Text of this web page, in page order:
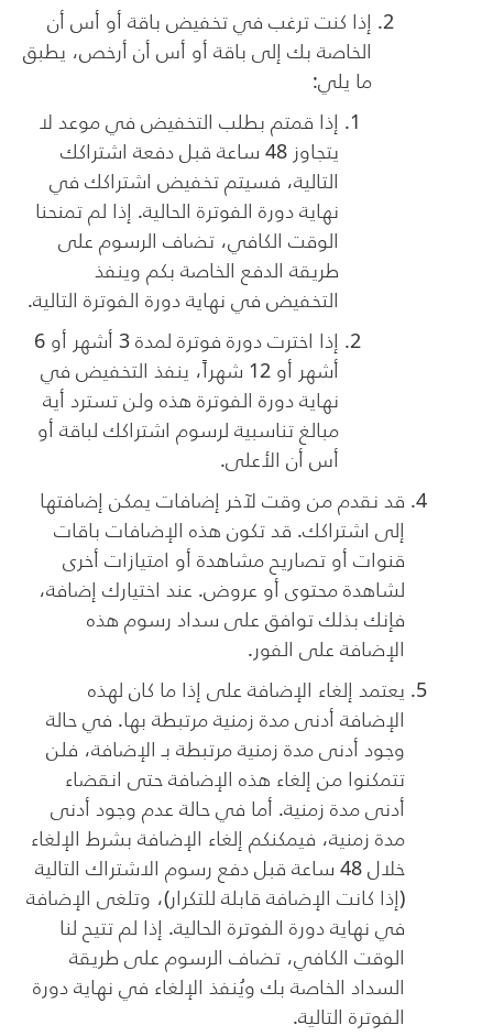
إذا كنت ترغب في تخفيض باقة أو أس أن
الخاصة بك إلى باقة أو أس أن أرخص، يطبق
ما يلي:
إذا قمتم بطلب التخفيض في موعد لا
يتجاوز 48 ساعة قبل دفعة اشتراكك
التالية، فسيتم تخفيض اشتراكك في
نهاية دورة الفوترة الحالية. إذا لم تمنحنا
الوقت الكافي، تضاف الرسوم على
طريقة الدفع الخاصة بكم وينفذ
التخفيض في نهاية دورة الفوترة التالية.
إذا اخترت دورة فوترة لمدة 3 أشهر أو 6
أشهر أو 12 شهراً، ينفذ التخفيض في
نهاية دورة الفوترة هذه ولن تسترد أية
مبالغ تناسبية لرسوم اشتراكك لباقة أو
أس أن الأعلى.
قد نقدم من وقت لآخر إضافات يمكن إضافتها
إلى اشتراكك. قد تكون هذه الإضافات باقات
قنوات أو تصاريح مشاهدة أو امتيازات أخرى
لشاهدة محتوى أو عروض. عند اختيارك إضافة،
فإنك بذلك توافق على سداد رسوم هذه
الإضافة على الفور.
يعتمد إلغاء الإضافة على إذا ما كان لهذه
الإضافة أدنى مدة زمنية مرتبطة بها. في حالة
وجود أدنى مدة زمنية مرتبطة بـ الإضافة، فلن
تتمكنوا من إلغاء هذه الإضافة حتى انقضاء
أدنى مدة زمنية. أما في حالة عدم وجود أدنى
مدة زمنية، فيمكنكم إلغاء الإضافة بشرط الإلغاء
خلال 48 ساعة قبل دفع رسوم الاشتراك التالية
(إذا كانت الإضافة قابلة للتكرار)، وتلغى الإضافة
في نهاية دورة الفوترة الحالية. إذا لم تتيح لنا
الوقت الكافي، تضاف الرسوم على طريقة
السداد الخاصة بك ويُنفذ الإلغاء في نهاية دورة
الفوترة التالية.